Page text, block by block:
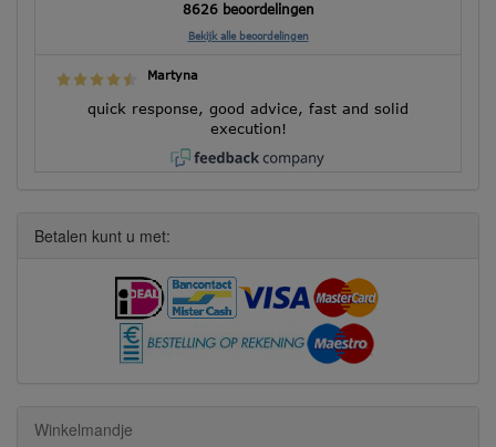
8626 beoordelingen
Bekijk alle beoordelingen
Martyna
quick response, good advice, fast and solid
execution!
Betalen kunt u met:
Winkelmandje